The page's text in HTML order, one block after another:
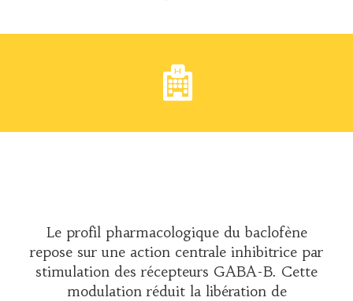
Le profil pharmacologique du baclofène
repose sur une action centrale inhibitrice par
stimulation des récepteurs GABA-B. Cette
modulation réduit la libération de